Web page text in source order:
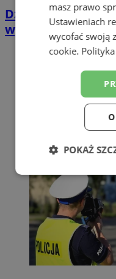
Działania
wykroczeń i 81
masz prawo
Ustawieniach
wycofać swoją
cookie.
POKAŻ
Niezbędne